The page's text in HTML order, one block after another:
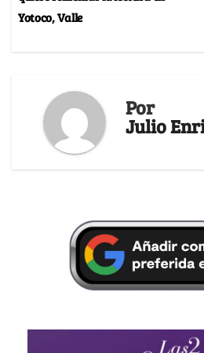
Yotoco, Valle
Por
Julio